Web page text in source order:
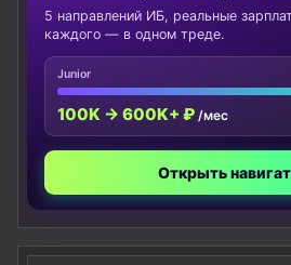
5 направлений ИБ, реальные
каждого — в одном треде.
Junior
100K → 600K+ ₽ /мес
Открыть